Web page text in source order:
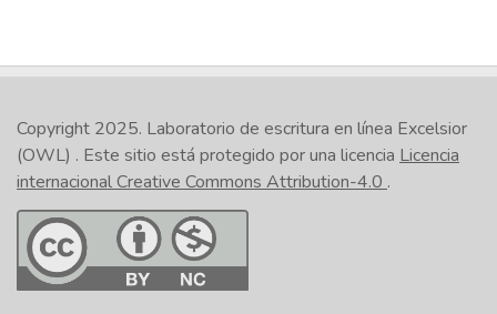
Copyright 2025. Laboratorio de escritura en línea Excelsior
(OWL) . Este sitio está protegido por una licencia Licencia
internacional Creative Commons Attribution-4.0 .